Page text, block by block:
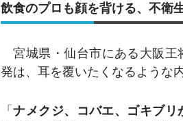
飲食のプロも顔を背ける、不衛
宮城県・仙台市にある大阪王
発は、耳を覆いたくなるような
「ナメクジ、コバエ、ゴキブ